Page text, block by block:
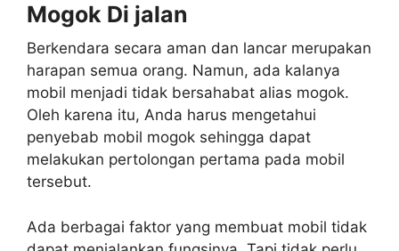
Mogok Di jalan
Berkendara secara aman dan lancar merupakan
harapan semua orang. Namun, ada kalanya
mobil menjadi tidak bersahabat alias mogok.
Oleh karena itu, Anda harus mengetahui
penyebab mobil mogok sehingga dapat
melakukan pertolongan pertama pada mobil
tersebut.
Ada berbagai faktor yang membuat mobil tidak